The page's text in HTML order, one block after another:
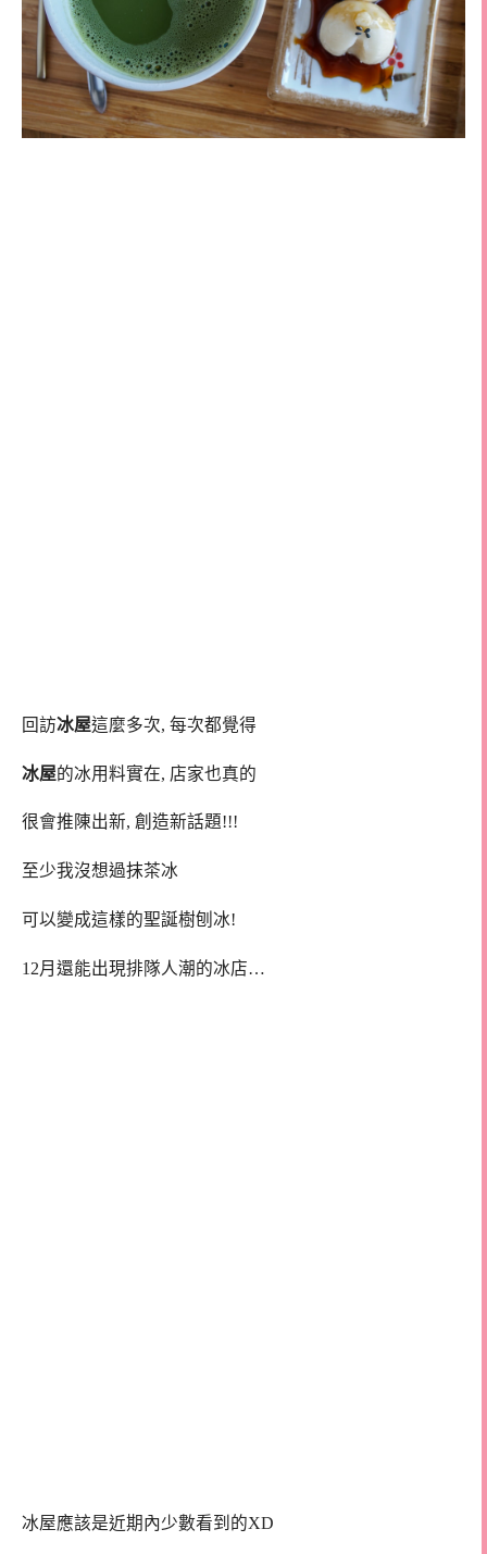
回訪冰屋這麼多次, 每次都覺得
冰屋的冰用料實在, 店家也真的
很會推陳出新, 創造新話題!!!
至少我沒想過抹茶冰
可以變成這樣的聖誕樹刨冰!
12月還能出現排隊人潮的冰店…
冰屋應該是近期內少數看到的XD